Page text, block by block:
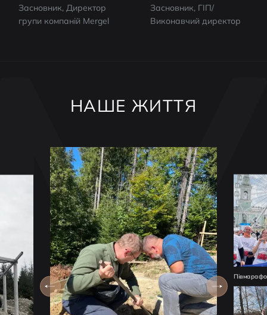
Засновник, Директор
групи компаній Mergel
Засновник, ГІП/
Виконавчий директор
НАШЕ ЖИТТЯ
Півмарафон